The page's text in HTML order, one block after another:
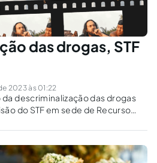
das drogas, STF
2023 às 01:22
descriminalização das drogas
do STF em sede de Recurso